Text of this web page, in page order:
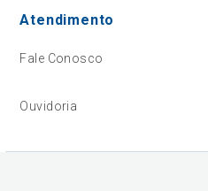
Atendimento
Fale Conosco
Ouvidoria